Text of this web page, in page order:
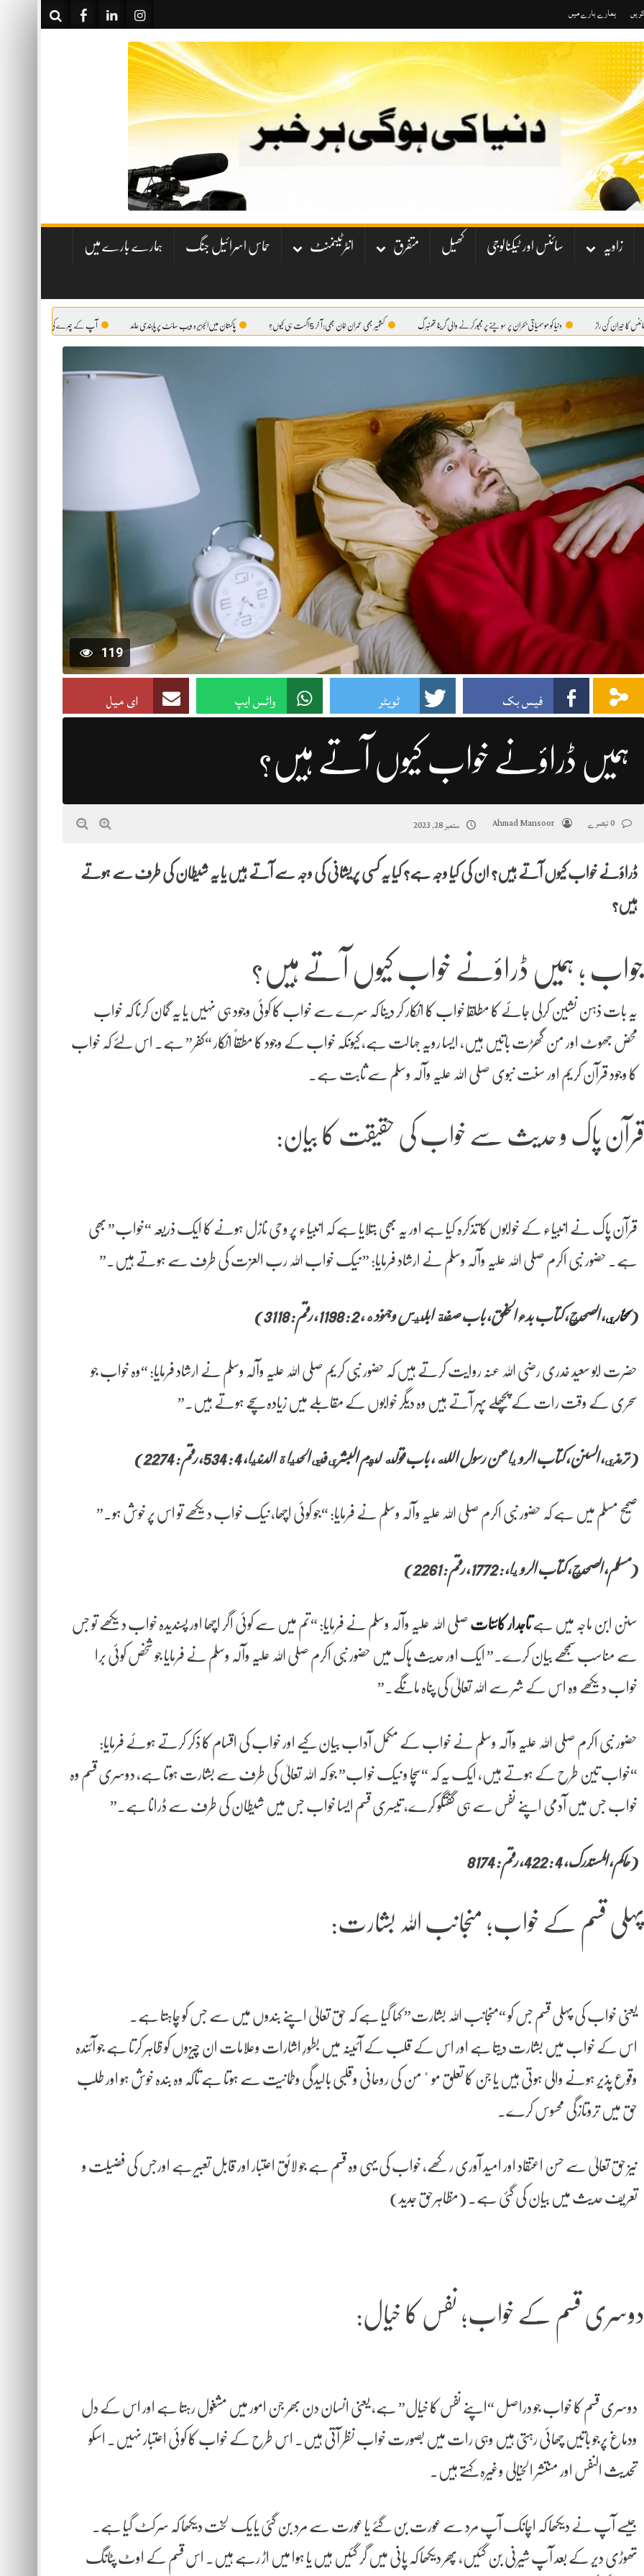
ہمارے بارے میں
زاویہ سائنس اور ٹیکنالوجی کھیل متفرق انٹرٹینمنٹ حماس اسرائیل جنگ ہمارے بارے میں
راز دنیا کو موسمیاتی بحران پر سوچنے پر مجبورکرنے والی گریٹا تھنبرگ کشمیر بھی عمران خان بھی:آ خر 5 اگست ہی کیوں؟ پاکستان میں‌الجزیرہ ویب سائٹ پر پابندی عائد آپ کے چہرے کی وہ حقیقت، جو آئینہ بھی آپ کو نہیں
119
فیس بک ٹویٹر واٹس ایپ ای میل
ہمیں ڈراؤنے خواب کیوں آتے ہیں؟
Ahmad Mansoor ستمبر 28, 2023
ڈراؤنے خواب کیوں آتے ہیں؟ ان کی کیا وجہ ہے؟ کیا یہ کسی پریشانی کی وجہ سے آتے ہیں یا یہ شیطان کی طرف سے ہوتے
ہیں؟
جواب ؛ ہمیں ڈراؤنے خواب کیوں آتے ہیں؟
یہ بات ذہن نشین کرلی جائے کا مطلقًا خواب کا انکار کر دینا کہ سرے سے خواب کا کوئی وجود ہی نہیں یا یہ گمان کرنا کہ خواب
محض جھوٹ اور من گھڑت باتیں ہیں، ایسا رویہ جہالت ہے، کیونکہ خواب کے وجود کا مطقاً انکار “کفر” ہے۔ اس لئے کہ خواب
کا وجود قرآن کریم اور سنت نبوی صلی اللہ علیہ وآلہ وسلم سے ثابت ہے۔
قرآن پاک و حدیث سے خواب کی حقیقت کا بیان:
قرآن پاک نے انبیاء کے خوابوں کا تذکرہ کیا ہے اور یہ بھی بتلایا ہے کہ انبیاء پر وحی نازل ہونے کا ایک ذریعہ “خواب” بھی
ہے۔ حضور نبی اکرم صلی اللہ علیہ وآلہ وسلم نے ارشاد فرمایا: ” نیک خواب اللہ رب العزت کی طرف سے ہوتے ہیں۔”
(بخاري، الصحيح، کتاب بدء الخلق، باب صفة ابليس و جنوده، 2 : 1198، رقم : 3118)
حضرت ابو سعید خدری رضی اللہ عنہ روایت کرتے ہیں کہ حضور نبی کریم صلی اللہ علیہ وآلہ وسلم نے ارشاد فرمایا: “وہ خواب جو
سحری کے وقت رات کے پچھلے پہر آتے ہیں وہ دیگر خوابوں کے مقابلے میں زیادہ سچے ہوتے ہیں۔”
(ترمذي، السنن، کتاب الرويا عن رسول الله، باب قوله لهم البشري في الحياة الدنيا، 4 : 534، رقم : 2274)
صحیح مسلم میں ہے کہ حضور نبی اکرم صلی اللہ علیہ وآلہ وسلم نے فرمایا: “جو کوئی اچھا، نیک خواب دیکھے تو اس پر خوش ہو۔”
(مسلم، الصحيح، کتاب الرويا، : 1772، رقم : 2261)
سنن ابن ماجہ میں ہے تاجدار کائنات صلی اللہ علیہ وآلہ وسلم نے فرمایا: “تم میں سے کوئی اگر اچھا اور پسندیدہ خواب دیکھے تو جس
سے مناسب سمجھے بیان کرے۔” ایک اور حدیث ہاک میں حضور نبی اکرم صلی اللہ علیہ وآلہ وسلم نے فرمایا جو شخص کوئی برا
خواب دیکھے وہ اس کے شر سے اللہ تعالیٰ کی پناہ مانگے۔”
حضور نبی اکرم صلی اللہ علیہ وآلہ وسلم نے خواب کے مکمل آداب بیان کیے اور خواب کی اقسام کا ذکر کرتے ہوئے فرمایا:
“خواب تین طرح کے ہوتے ہیں، ایک یہ کہ “سچا و نیک خواب” جو کہ اللہ تعالیٰ کی طرف سے بشارت ہوتا ہے، دوسری قسم وہ
خواب جس میں آدمی اپنے نفس سے ہی گفتگو کرے، تیسری قسم ایسا خواب جس میں شیطان کی طرف سے ڈرانا ہے۔”
(حاکم، المستدرک، 4 : 422، رقم : 8174
پہلی قسم کے خواب؛ منجانب اللہ بشارت:
یعنی خواب کی پہلی قسم جس کو “منجانب اللہ بشارت” کہا گیا ہے کہ حق تعالیٰ اپنے بندوں میں سے جس کو چاہتا ہے۔
اس کے خواب میں بشارت دیتا ہے اور اس کے قلب کے آئینہ میں بطورِ اشارات وعلامات ان چیزوں کو ظاہر کرتا ہے جو آئندہ
وقوع پذیر ہونے والی ہوتی ہیں یا جن کا تعلق موٴمن کی روحانی وقلبی بالیدگی وطمانیت سے ہوتا ہے تاکہ وہ بندہ خوش ہو اور طلب
حق میں تروتازگی محسوس کرے۔
نیز حق تعالیٰ سے حسن اعتقاد اور امید آوری رکھے، خواب کی یہی وہ قسم ہے جو لائق اعتبار اور قابل تعبیر ہے اورجس کی فضیلت و
تعریف حدیث میں بیان کی گئی ہے۔ (مظاہرحق جدید)
دوسری قسم کے خواب؛ نفس کا خیال:
دوسری قسم کا خواب جو دراصل “اپنے نفس کا خیال” ہے، یعنی انسان دن بھر جن امور میں مشغول رہتا ہے اور اس کے دل
ودماغ پرجو باتیں چھائی رہتی ہیں وہی رات میں بصورت خواب نظر آتی ہیں۔ اس طرح کے خواب کا کوئی اعتبار نہیں۔ اسکو
تحدیث النفس اور منتشر الخیالی وغیرہ کہتے ہیں۔
جیسے آپ نے دیکھا کہ اچانک آپ مرد سے عورت بن گئے یا عورت سے مرد بن گئی یا یک لخت دیکھا کہ سرکٹ گیا ہے۔
تھوڑی دیر کے بعد آپ شیرنی بن گئیں، پھر دیکھا کہ پانی میں گر گئیں ہیں یا ہوا میں اڑ رہے ہیں۔ اس قسم کے اوٹ پٹانگ